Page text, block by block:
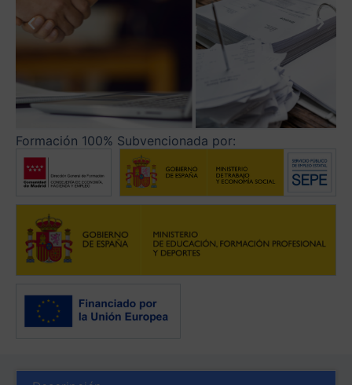
Formación 100% Subvencionada por: